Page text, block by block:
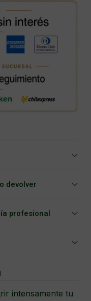
devolver
profesional
intensamente tu